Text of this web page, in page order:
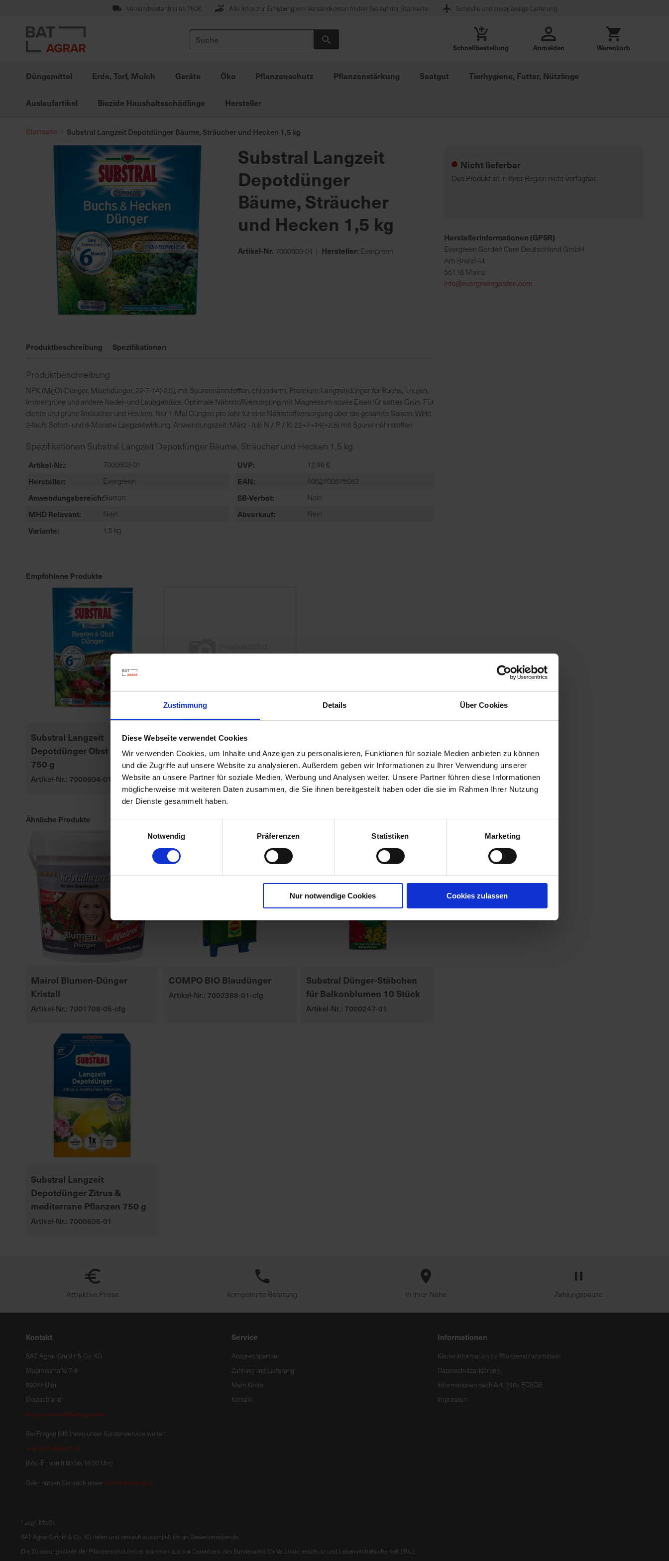
Zustimmung Details Über Cookies
Diese Webseite verwendet Cookies
Wir verwenden Cookies, um Inhalte und Anzeigen zu personalisieren, Funktionen für soziale Medien anbieten zu können
und die Zugriffe auf unsere Website zu analysieren. Außerdem geben wir Informationen zu Ihrer Verwendung unserer
Website an unsere Partner für soziale Medien, Werbung und Analysen weiter. Unsere Partner führen diese Informationen
möglicherweise mit weiteren Daten zusammen, die Sie ihnen bereitgestellt haben oder die sie im Rahmen Ihrer Nutzung
der Dienste gesammelt haben.
Notwendig
Präferenzen Statistiken Marketing
Nur notwendige Cookies Cookies zulassen
springen
Versandkostenfrei ab 750€ Alle Infos zur Erhebung von Versandkosten finden Sie auf der Startseite Schnelle und zuverlässige Lieferung
Suche
Schnellbestellung Anmelden Warenkorb
Düngemittel Erde, Torf, Mulch Geräte Öko Pflanzenschutz Pflanzenstärkung Saatgut Tierhygiene, Futter, Nützlinge
Auslaufartikel Biozide Haushaltsschädlinge Hersteller
Startseite Substral Langzeit Depotdünger Bäume, Sträucher und Hecken 1,5 kg
der
springen
Substral Langzeit
Depotdünger
Bäume, Sträucher
und Hecken 1,5 kg
Artikel-Nr. 7000603-01 Hersteller: Evergreen
Produktbeschreibung Spezifikationen
Produktbeschreibung
NPK (MgO)-Dünger, Mischdünger, 22-7-14(-2,5), mit Spurennährstoffen, chloridarm. Premium-Langzeitdünger für Buchs, Thujen,
Immergrüne und andere Nadel- und Laubgehölze. Optimale Nährstoffversorgung mit Magnesium sowie Eisen für sattes Grün. Für
dichte und grüne Sträucher und Hecken. Nur 1-Mal Düngen pro Jahr für eine Nährstoffversorgung über die gesamte Saison. Wirkt
2-fach: Sofort- und 6-Monate Langzeitwirkung. Anwendungszeit: März - Juli. N / P / K: 22+7+14(+2,5) mit Spurennährstoffen
Spezifikationen Substral Langzeit Depotdünger Bäume, Sträucher und Hecken 1,5 kg
Artikel-Nr. 7000603-01 UVP 12,99 €
Hersteller Evergreen EAN 4062700675083
Anwendungsbereich Garten SB-Verbot Nein
MHD Relevant Nein Abverkauf Nein
Variante 1,5 kg
Empfohlene Produkte
Substral Langzeit
Depotdünger Obst & Gemüse
750 g
Artikel-Nr.: 7000604-01
Substral Herbst-
Rasendünger
Artikel-Nr.: 7000790-06-cfg
Ähnliche Produkte
Mairol Blumen-Dünger
Kristall
Artikel-Nr.: 7001708-05-cfg
COMPO BIO Blaudünger
Artikel-Nr.: 7002388-01-cfg
Substral Dünger-Stäbchen
für Balkonblumen 10 Stück
Artikel-Nr.: 7000247-01
Substral Langzeit
Depotdünger Zitrus &
mediterrane Pflanzen 750 g
Artikel-Nr.: 7000605-01
Nicht lieferbar
Das Produkt ist in Ihrer Region nicht verfügbar.
Herstellerinformationen (GPSR)
Evergreen Garden Care Deutschland GmbH
Am Brand 41
55116 Mainz
info@evergreengarden.com
Attraktive Preise Kompetente Beratung In Ihrer Nähe Zahlungspause
Kontakt
BAT Agrar GmbH & Co. KG
Magirusstraße 7-9
89077 Ulm
Deutschland
hug.zentrale@bat-agrar.de
Bei Fragen hilft Ihnen unser Kundenservice weiter:
+49 251 60957 47
(Mo.-Fr. von 8.00 bis 16.00 Uhr)
Oder nutzen Sie auch unser Onlineformular.
Service
Ansprechpartner
Zahlung und Lieferung
Mein Konto
Kontakt
Informationen
Käuferinformation zu Pflanzenschutzmitteln
Datenschutzerklärung
Informationen nach Art. 246c EGBGB
Impressum
* zzgl. MwSt.
BAT Agrar GmbH & Co. KG liefert und verkauft ausschließlich an Gewerbetreibende.
Die Zulassungsdaten der Pflanzenschutzmittel stammen aus der Datenbank des Bundesamts für Verbraucherschutz und Lebensmittelsicherheit (BVL).